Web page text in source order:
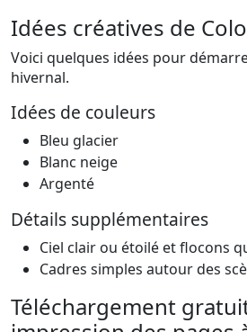
Idées créatives de
Voici quelques idées pour
hivernal.
Idées de couleurs
Bleu glacier
Blanc neige
Argenté
Détails supplémentaires
Ciel clair ou étoilé et flocons
Cadres simples autour des
Téléchargement